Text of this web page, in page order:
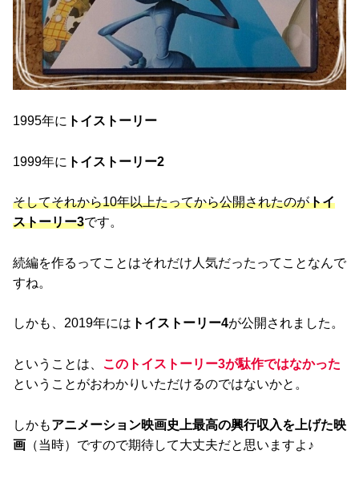
1995年に トイストーリー
1999年に トイストーリー2
そしてそれから10年以上たってから公開されたのがトイ
ストーリー3です。
続編を作るってことはそれだけ人気だったってことなんで
すね。
しかも、2019年には トイストーリー4が公開されました。
ということは、 このトイストーリー3が駄作ではなかった
ということがおわかりいただけるのではないかと。
しかもアニメーション映画史上最高の興行収入を上げた映
画 （当時）ですので期待して大丈夫だと思いますよ♪